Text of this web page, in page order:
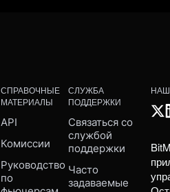
СПРАВОЧНЫЕ
МАТЕРИАЛЫ
API
Комиссии
Руководство
по
СЛУЖБА
ПОДДЕРЖКИ
Связаться со
службой
поддержки
Часто
задаваемые